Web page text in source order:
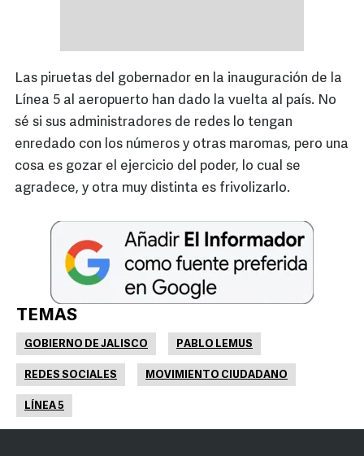
Las piruetas del gobernador en la inauguración de la
Línea 5 al aeropuerto han dado la vuelta al país. No
sé si sus administradores de redes lo tengan
enredado con los números y otras maromas, pero una
cosa es gozar el ejercicio del poder, lo cual se
agradece, y otra muy distinta es frivolizarlo.
TEMAS
GOBIERNO DE JALISCO PABLO LEMUS
REDES SOCIALES MOVIMIENTO CIUDADANO
LÍNEA 5